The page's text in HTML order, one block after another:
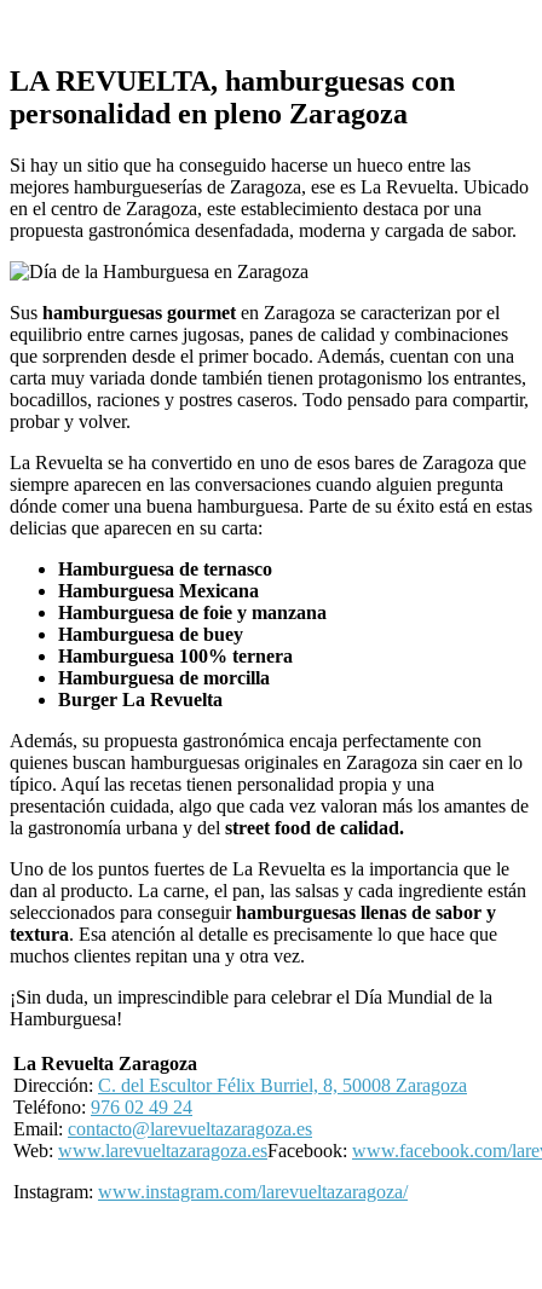
LA REVUELTA, hamburguesas con
personalidad en pleno Zaragoza
Si hay un sitio que ha conseguido hacerse un hueco entre las
mejores hamburgueserías de Zaragoza, ese es La Revuelta. Ubicado
en el centro de Zaragoza, este establecimiento destaca por una
propuesta gastronómica desenfadada, moderna y cargada de sabor.
Sus hamburguesas gourmet en Zaragoza se caracterizan por el
equilibrio entre carnes jugosas, panes de calidad y combinaciones
que sorprenden desde el primer bocado. Además, cuentan con una
carta muy variada donde también tienen protagonismo los entrantes,
bocadillos, raciones y postres caseros. Todo pensado para compartir,
probar y volver.
La Revuelta se ha convertido en uno de esos bares de Zaragoza que
siempre aparecen en las conversaciones cuando alguien pregunta
dónde comer una buena hamburguesa. Parte de su éxito está en estas
delicias que aparecen en su carta:
Hamburguesa de ternasco
Hamburguesa Mexicana
Hamburguesa de foie y manzana
Hamburguesa de buey
Hamburguesa 100% ternera
Hamburguesa de morcilla
Burger La Revuelta
Además, su propuesta gastronómica encaja perfectamente con
quienes buscan hamburguesas originales en Zaragoza sin caer en lo
típico. Aquí las recetas tienen personalidad propia y una
presentación cuidada, algo que cada vez valoran más los amantes de
la gastronomía urbana y del street food de calidad.
Uno de los puntos fuertes de La Revuelta es la importancia que le
dan al producto. La carne, el pan, las salsas y cada ingrediente están
seleccionados para conseguirhamburguesas llenas de sabor y
textura. Esa atención al detalle es precisamente lo que hace que
muchos clientes repitan una y otra vez.
¡Sin duda, un imprescindible para celebrar el Día Mundial de la
Hamburguesa!
La Revuelta Zaragoza
Dirección: C. del Escultor Félix Burriel, 8, 50008 Zaragoza
Teléfono: 976 02 49 24
Email: contacto@larevueltazaragoza.es
Web: www.larevueltazaragoza.esFacebook: www.facebook.com/
Instagram: www.instagram.com/larevueltazaragoza/